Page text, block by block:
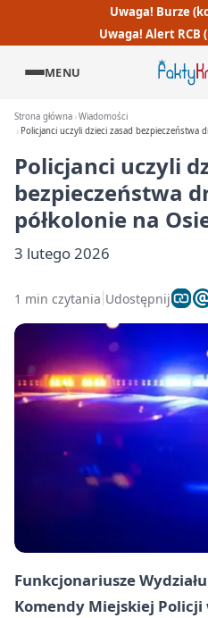
Uwaga! Burze
Uwaga! Alert RCB
MENU
Strona główna Wiadomości
Policjanci uczyli dzieci zasad bezpieczeństwa
Policjanci uczyli
bezpieczeństwa
półkolonie na
3 lutego 2026
1 min czytania Udostępnij
Funkcjonariusze
Komendy Miejskiej